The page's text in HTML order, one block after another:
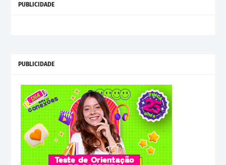
PUBLICIDADE
PUBLICIDADE